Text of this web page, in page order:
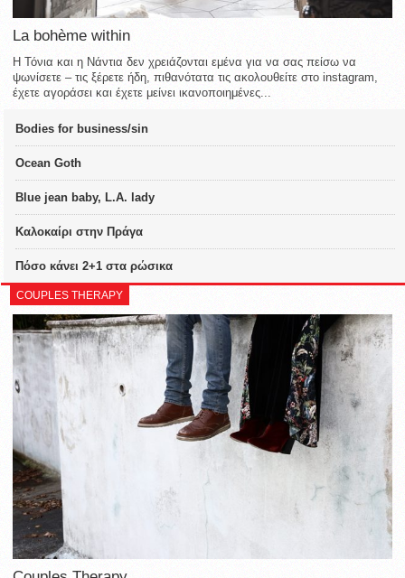
La bohème within
Η Τόνια και η Νάντια δεν χρειάζονται εμένα για να σας πείσω να
ψωνίσετε – τις ξέρετε ήδη, πιθανότατα τις ακολουθείτε στο instagram,
έχετε αγοράσει και έχετε μείνει ικανοποιημένες...
Bodies for business/sin
Ocean Goth
Blue jean baby, L.A. lady
Καλοκαίρι στην Πράγα
Πόσο κάνει 2+1 στα ρώσικα
COUPLES THERAPY